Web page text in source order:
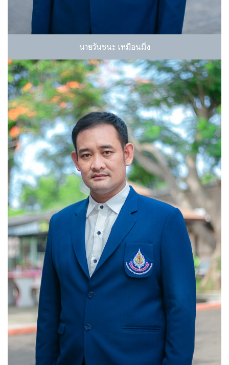
นายวันชนะ เหมือนมิ่ง